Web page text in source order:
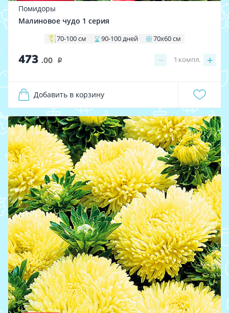
Помидоры
Малиновое чудо 1 серия
70-100 см 90-100 дней 70х60 см
473 .00 i − +
1 компл.
Добавить в корзину